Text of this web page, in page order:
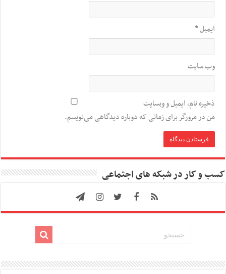
ایمیل*
وب‌ سایت
ذخیره نام، ایمیل و وبسایت
من در مرورگر برای زمانی که دوباره دیدگاهی می‌نویسم.
کسب و کار در شبکه های اجتماعی